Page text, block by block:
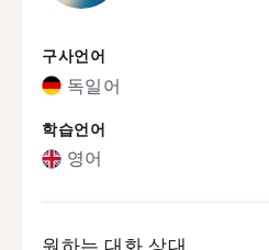
구사언어
독일어
학습언어
영어
원하는 대화 상대